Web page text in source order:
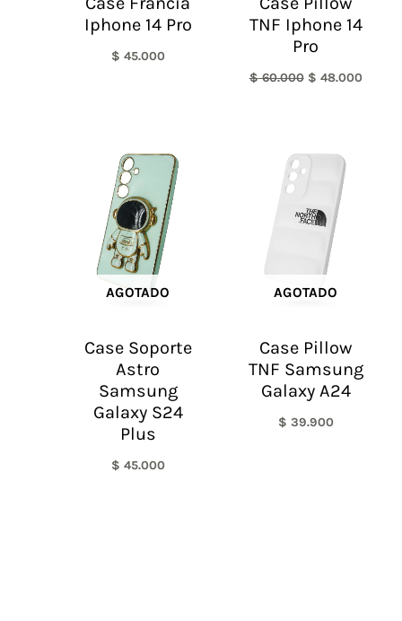
Iphone 14 Pro
$ 45.000
TNF Iphone 14
Pro
$60.000 $ 48.000
AGOTADO
Case Soporte
Astro
Samsung
Galaxy S24
Plus
$ 45.000
AGOTADO
Case Pillow
TNF Samsung
Galaxy A24
$ 39.900